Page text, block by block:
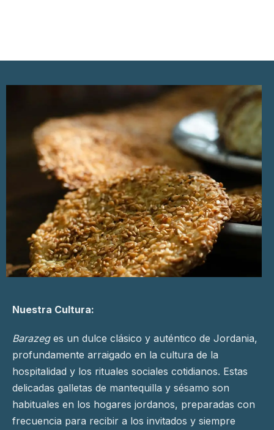
Nuestra Cultura:
Barazeges un dulce clásico y auténtico de Jordania,
profundamente arraigado en la cultura de la
hospitalidad y los rituales sociales cotidianos. Estas
delicadas galletas de mantequilla y sésamo son
habituales en los hogares jordanos, preparadas con
frecuencia para recibir a los invitados y siempre